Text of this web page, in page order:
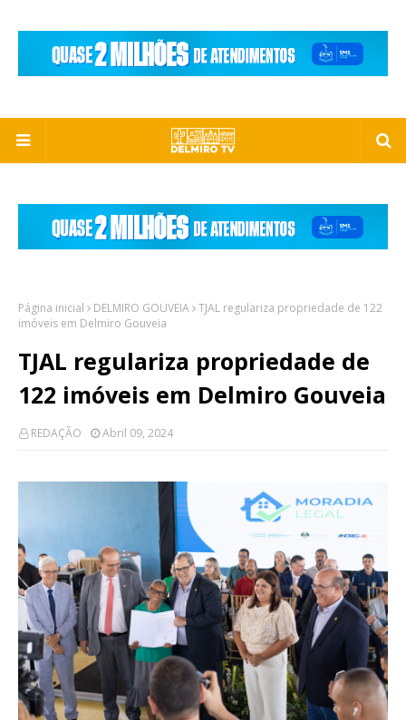
Página inicial DELMIRO GOUVEIA TJAL regulariza propriedade de 122
imóveis em Delmiro Gouveia
TJAL regulariza propriedade de
122 imóveis em Delmiro Gouveia
REDAÇÃO Abril 09, 2024